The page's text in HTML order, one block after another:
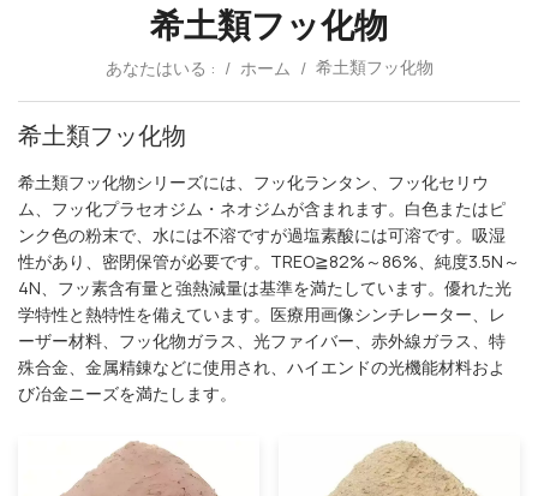
希土類フッ化物
あなたはいる : / ホーム / 希土類フッ化物
希土類フッ化物
希土類フッ化物シリーズには、フッ化ランタン、フッ化セリウ
ム、フッ化プラセオジム・ネオジムが含まれます。白色またはピ
ンク色の粉末で、水には不溶ですが過塩素酸には可溶です。吸湿
性があり、密閉保管が必要です。TREO≧82%～86%、純度3.5N～
4N、フッ素含有量と強熱減量は基準を満たしています。優れた光
学特性と熱特性を備えています。医療用画像シンチレーター、レ
ーザー材料、フッ化物ガラス、光ファイバー、赤外線ガラス、特
殊合金、金属精錬などに使用され、ハイエンドの光機能材料およ
び冶金ニーズを満たします。